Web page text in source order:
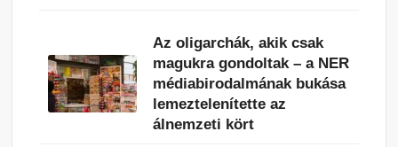
Az oligarchák, akik csak
magukra gondoltak – a NER
médiabirodalmának bukása
lemeztelenítette az
álnemzeti kört